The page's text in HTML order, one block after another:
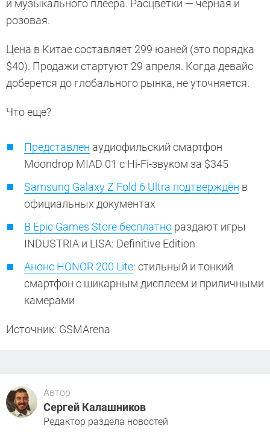
и музыкального плеера. Расцветки — черная и
розовая.
Цена в Китае составляет 299 юаней (это порядка
$40). Продажи стартуют 29 апреля. Когда девайс
доберется до глобального рынка, не уточняется.
Что еще?
Представлен аудиофильский смартфон
Moondrop MIAD 01 с Hi-Fi-звуком за $345
Samsung Galaxy Z Fold 6 Ultra подтверждён в
официальных документах
В Epic Games Store бесплатно раздают игры
INDUSTRIA и LISA: Definitive Edition
Анонс HONOR 200 Lite: стильный и тонкий
смартфон с шикарным дисплеем и приличными
камерами
Источник: GSMArena
Автор
Сергей Калашников
Редактор раздела новостей